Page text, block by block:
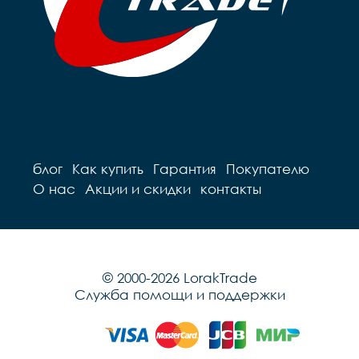
блог Как купить Гарантия
Покупателю
О нас
Акции и скидки контакты
© 2000-2026 LorakTrade
Служба помощи и поддержки